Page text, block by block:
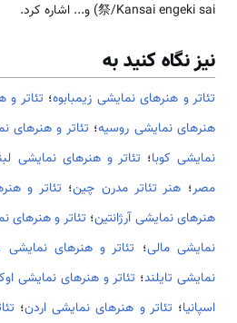
祭/Kansai engeki sai) و... اشاره کرد.
نیز نگاه کنید به
تئاتر و هنرهای نمایشی زیمبابوه؛ تئاتر و
هنرهای نمایشی روسیه؛ تئاتر و هنرهای
نمایشی کوبا؛ تئاتر و هنرهای نمایشی
مصر؛ هنر تئاتر مدرن چین؛ تئاتر و
هنرهای نمایشی آرژانتین؛ تئاتر و هنرهای
نمایشی مالی؛ تئاتر و هنرهای
نمایشی تایلند؛ تئاتر و هنرهای نمایشی
اسپانیا؛ تئاتر و هنرهای نمایشی اردن؛